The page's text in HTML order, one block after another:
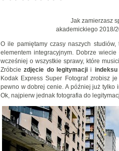
Jak zamierzasz
akademickiego 2018/
O ile pamiętamy czasy naszych studiów,
elementem integracyjnym. Dobrze
wcześniej o wszystkie sprawy, które
Zróbciezdjęcie do legitymacji i indeksu
Kodak Express Super Fotograf zrobisz
pewno w dobrej cenie. A później już
Ok, najpierw jednak fotografia do